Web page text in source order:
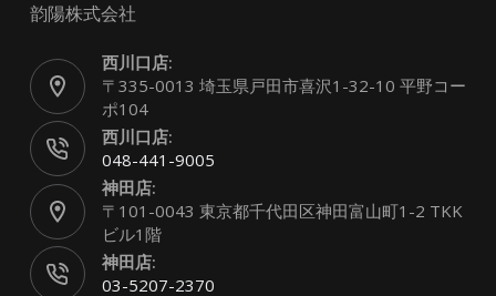
韵陽株式会社
西川口店:
〒335-0013 埼玉県戸田市喜沢1-32-10 平野コー
ポ104
西川口店:
048-441-9005
神田店:
〒101-0043 東京都千代田区神田富山町1-2 TKK
ビル1階
神田店:
03-5207-2370